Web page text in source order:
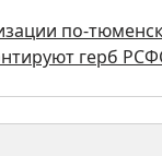
по-
герб